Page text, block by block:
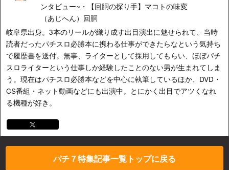
ンタビュー~・【回胴の探り手】マコトの味変
（あじへん）回胴
岐阜県出身。3本のリールが織り成す出目演出に魅せられて、当時
読者だったパチスロ必勝本に携わる仕事ができたらなという気持ち
で履歴書を送付。無事、ライターとして採用してもらい、ほぼパチ
スロライターという仕事しか経験したことのない男が生まれてしま
う。現在はパチスロ必勝本などを中心に執筆しているほか、DVD・
CS番組・ネット動画などにも出演中。とにかく出目でアツくなれ
る機種が好き。
パチ７特集記事一覧トップに戻る